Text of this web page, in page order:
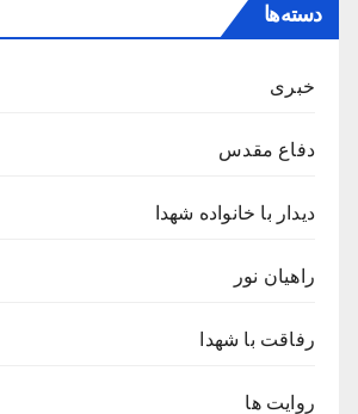
دسته‌ها
خبری
دفاع مقدس
دیدار با خانواده شهدا
راهیان نور
رفاقت با شهدا
روایت ها